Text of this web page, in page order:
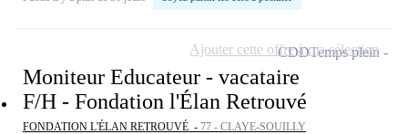
Moniteur Educateur - vacataire
F/H - Fondation l'Élan Retrouvé
FONDATION L'ÉLAN RETROUVÉ - 77 - CLAYE-SOUILLY
CDDTemps plein
Ajouter cette offre à ma sélection